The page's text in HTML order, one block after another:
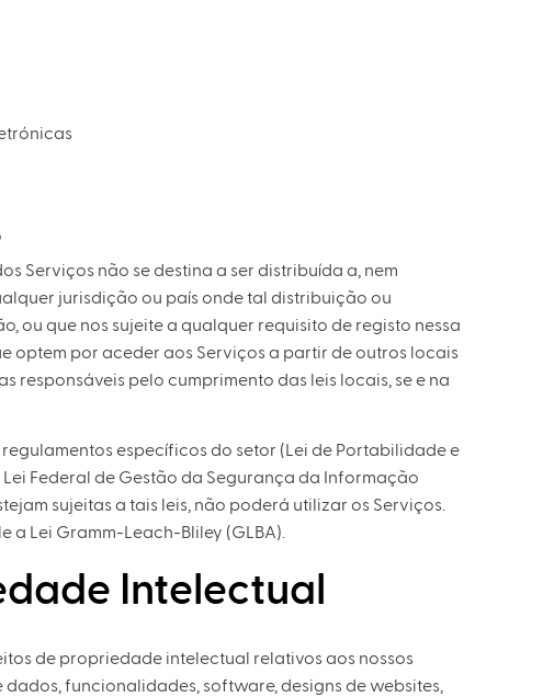
Serviços não se destina a ser distribuída a, nem
jurisdição ou país onde tal distribuição ou
ou que nos sujeite a qualquer requisito de registo nessa
optem por aceder aos Serviços a partir de outros locais
responsáveis pelo cumprimento das leis locais, se e na
específicos do setor (Lei de Portabilidade e
Lei Federal de Gestão da Segurança da Informação
sujeitas a tais leis, não poderá utilizar os Serviços.
Lei Gramm-Leach-Bliley (GLBA).
Intelectual
de propriedade intelectual relativos aos nossos
funcionalidades, software, designs de websites,